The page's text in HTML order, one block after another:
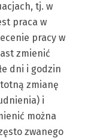
tj. w
praca w
pracy w
zmienić
dni i godzin
zmianę
i
można
zwanego